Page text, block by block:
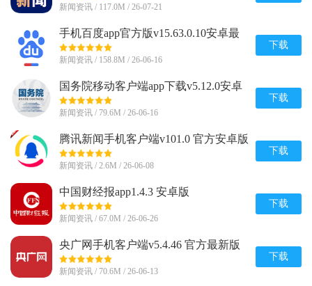
新闻资讯 / 117.0M / 26-07-21
手机百度app官方版v15.63.0.10安卓最
新版
新闻资讯 / 158.8M / 26-06-16
下载
国务院移动客户端app下载v5.12.0安卓
最新版
新闻资讯 / 79.6M / 26-06-16
下载
腾讯新闻手机客户端v101.0 官方安卓版
新闻资讯 / 2.6M / 26-06-08
下载
中国财经报app1.4.3 安卓版
新闻资讯 / 67.0M / 26-06-26
下载
央广网手机客户端v5.4.46 官方最新版
新闻资讯 / 70.6M / 26-06-13
下载